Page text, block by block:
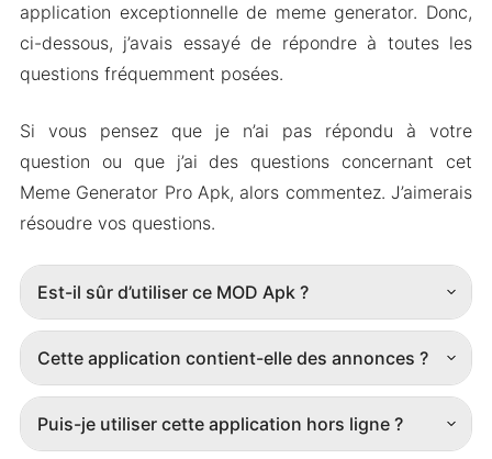
application exceptionnelle de meme generator. Donc,
ci-dessous, j’avais essayé de répondre à toutes les
questions fréquemment posées.
Si vous pensez que je n’ai pas répondu à votre
question ou que j’ai des questions concernant cet
Meme Generator Pro Apk, alors commentez. J’aimerais
résoudre vos questions.
Est-il sûr d’utiliser ce MOD Apk ?
Cette application contient-elle des annonces ?
Puis-je utiliser cette application hors ligne ?